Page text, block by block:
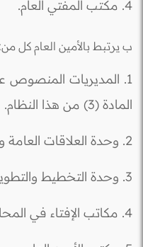
4. مكتب المفتي العام.
ب يرتبط بالأمين العام كل من:
1. المديريات المنصوص
المادة (3) من هذا النظام.
2. وحدة العلاقات العامة والتعاون الدولي.
3. وحدة التخطيط والتطوير المؤسسي.
4. مكاتب الإفتاء في المحافظات والألوية.